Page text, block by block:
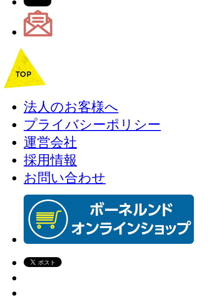
法人のお客様へ
プライバシーポリシー
運営会社
採用情報
お問い合わせ